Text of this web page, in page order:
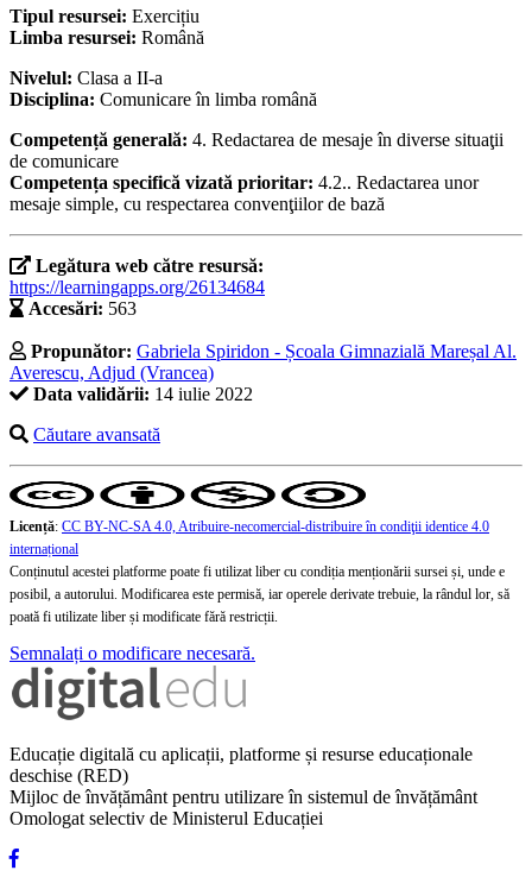
Tipul resursei: Exercițiu
Limba resursei: Română
Nivelul: Clasa a II-a
Disciplina: Comunicare în limba română
Competență generală: 4. Redactarea de mesaje în diverse situaţii
de comunicare
Competența specifică vizată prioritar: 4.2.. Redactarea unor
mesaje simple, cu respectarea convenţiilor de bază
Legătura web către resursă:
https://learningapps.org/26134684
Accesări: 563
Propunător: Gabriela Spiridon - Școala Gimnazială Mareșal Al.
Averescu, Adjud (Vrancea)
Data validării: 14 iulie 2022
Căutare avansată
Licență: CC BY-NC-SA 4.0, Atribuire-necomercial-distribuire în condiţii identice 4.0
internațional
Conținutul acestei platforme poate fi utilizat liber cu condiția menționării sursei și, unde e
posibil, a autorului. Modificarea este permisă, iar operele derivate trebuie, la rândul lor, să
poată fi utilizate liber și modificate fără restricții.
Semnalați o modificare necesară.
Educație digitală cu aplicații, platforme și resurse educaționale
deschise (RED)
Mijloc de învățământ pentru utilizare în sistemul de învățământ
Omologat selectiv de Ministerul Educației